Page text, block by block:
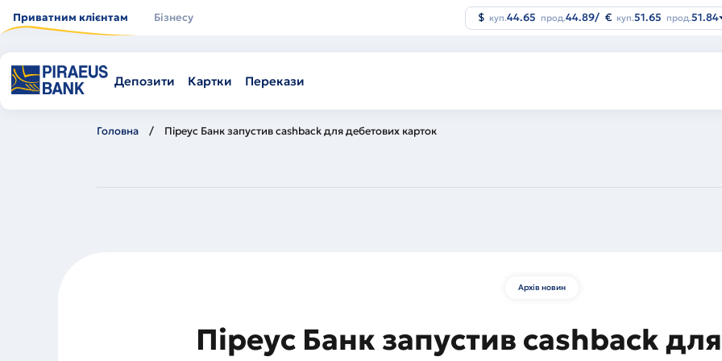
основного
Приватним клієнтам Бізнесу
Депозити Картки Перекази
$ куп.44.65 прод.44.89/ € куп.51.65 прод.51.84
Головна Піреус Банк запустив cashback для дебетових карток
Архів новин
Піреус Банк запустив cashback